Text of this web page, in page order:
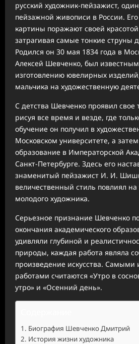
русский художник-пейзажист,
пейзажной живописи в России.
картины поражают своей
затрагивая самые тонкие струны
Родился он 30 мая 1834 года в
Алексей Шевченко, был
изготовлению ювелирных
мальчика на художественную
С детства Шевченко проявил свое
рисуя все время и везде, где
обучение он получил в
Московском университете, а
образование в Императорской
Санкт-Петербурге. Здесь его
знаменитый пейзажист И. И.
величественный стиль повлиял на
молодого художника.
Серьезное признание Шевченко
окончания академического
удивляли глубиной и
природы, каждая работа являла
произведение искусства. Самыми
работами считаются «Утро в
утро» и «Осенний день».
Биография Шевченко Дмитрий
История жизни художника